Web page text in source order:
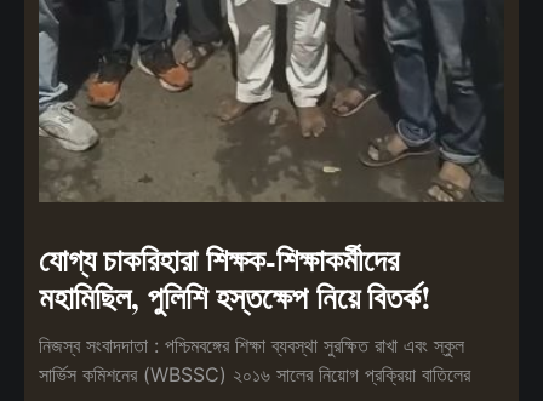
যোগ্য চাকরিহারা শিক্ষক-শিক্ষাকর্মীদের
মহামিছিল, পুলিশি হস্তক্ষেপ নিয়ে বিতর্ক!
নিজস্ব সংবাদদাতা : পশ্চিমবঙ্গের শিক্ষা ব্যবস্থা সুরক্ষিত রাখা এবং স্কুল
সার্ভিস কমিশনের (WBSSC) ২০১৬ সালের নিয়োগ প্রক্রিয়া বাতিলের